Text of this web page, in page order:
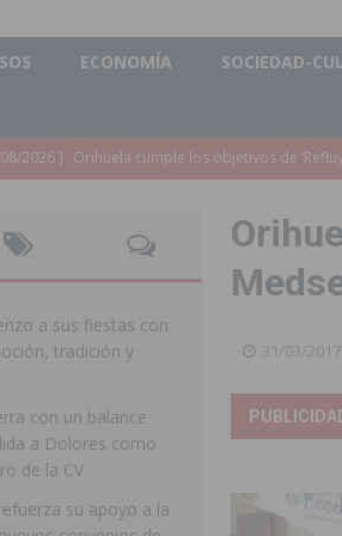
ECONOMÍA SOCIEDAD-
2026 ] Orihuela organiza un concierto
08/2026 ]
El Ayuntamiento de Almoradí mejora
2026 ] Educación destina 1,2 millones
08/2026 ] La Policía Nacional desarticula un
2026 ] Torrevieja impulsa el empleo con la
Raiguero de Bonanza alerta del
31/03/2017
a sus fiestas con
tradición y
con un balance
a Dolores como
de la CV
su apoyo a la